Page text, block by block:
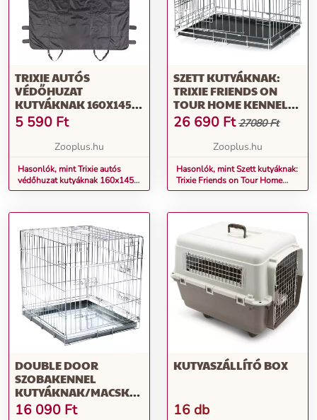
TRIXIE AUTÓS
VÉDŐHUZAT
KUTYÁKNAK 160X145
CM
5 590 Ft
Zooplus.hu
Hasonlók, mint Trixie autós
védőhuzat kutyáknak 160x145
cm
SZETT KUTYÁKNAK:
TRIXIE FRIENDS ON
TOUR HOME KENNEL
55X78X62CM+PÁRNA M
26 690 Ft 27080 Ft
Zooplus.hu
Hasonlók, mint Szett kutyáknak:
Trixie Friends on Tour Home
kennel 55x78x62cm+párna M
DOUBLE DOOR
SZOBAKENNEL
KUTYÁKNAK/MACSKÁKNAK
60X89X66 CM
16 090 Ft
KUTYASZÁLLÍTÓ BOX
16 db